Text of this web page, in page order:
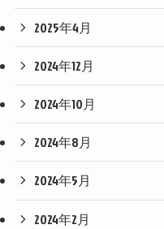
2025年4月
2024年12月
2024年10月
2024年8月
2024年5月
2024年2月